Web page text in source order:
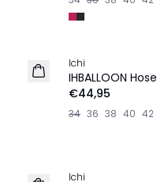
NEU
Ichi
IHBALLOON Hose
€44,95
34 36 38 40 42
Ichi